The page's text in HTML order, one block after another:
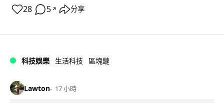
28 5 ↗ 分享
科技娛樂 生活科技 區塊鏈
Lawton 17 小時